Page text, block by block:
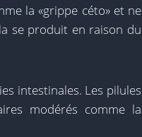
la «grippe céto» et ne
se produit en raison du
intestinales. Les pilules
modérés comme la